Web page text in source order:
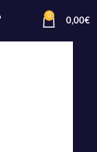
0
0,00€